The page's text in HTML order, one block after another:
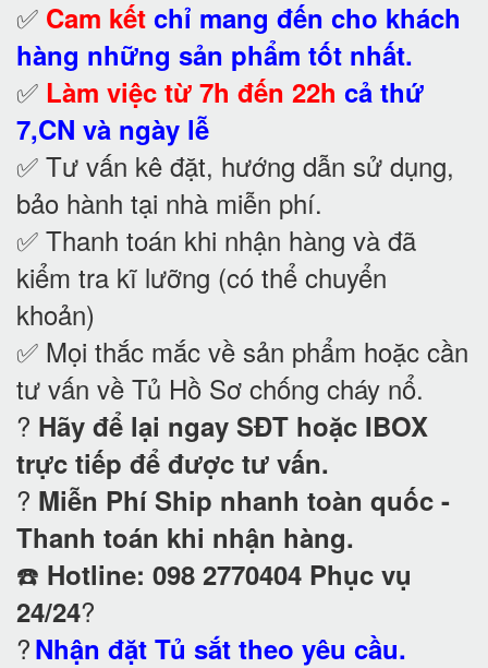
✅ Cam kết chỉ mang đến cho khách
hàng những sản phẩm tốt nhất.
✅ Làm việc từ 7h đến 22h cả thứ
7,CN và ngày lễ
✅ Tư vấn kê đặt, hướng dẫn sử dụng,
bảo hành tại nhà miễn phí.
✅ Thanh toán khi nhận hàng và đã
kiểm tra kĩ lưỡng (có thể chuyển
khoản)
✅ Mọi thắc mắc về sản phẩm hoặc cần
tư vấn về Tủ Hồ Sơ chống cháy nổ.
? Hãy để lại ngay SĐT hoặc IBOX
trực tiếp để được tư vấn.
? Miễn Phí Ship nhanh toàn quốc -
Thanh toán khi nhận hàng.
☎️ Hotline: 098 2770404 Phục vụ
24/24?
?Nhận đặt Tủ sắt theo yêu cầu.